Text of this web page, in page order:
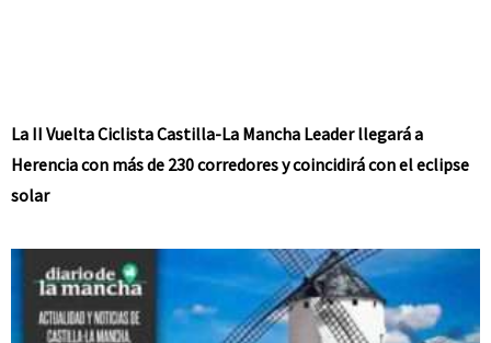
La II Vuelta Ciclista Castilla-La Mancha Leader llegará a
Herencia con más de 230 corredores y coincidirá con el eclipse
solar